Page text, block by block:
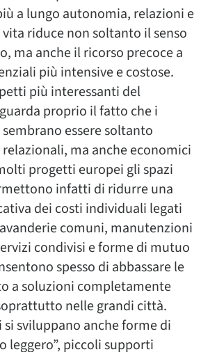
a lungo autonomia, relazioni e
riduce non soltanto il senso
ma anche il ricorso precoce a
più intensive e costose.
più interessanti del
proprio il fatto che i
essere soltanto
ma anche economici
progetti europei gli spazi
infatti di ridurre una
dei costi individuali legati
comuni, manutenzioni
condivisi e forme di mutuo
spesso di abbassare le
a soluzioni completamente
nelle grandi città.
si sviluppano anche forme di
leggero”, piccoli supporti